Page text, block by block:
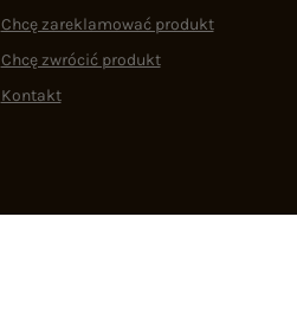
Chcę zareklamować produkt
Chcę zwrócić produkt
Kontakt